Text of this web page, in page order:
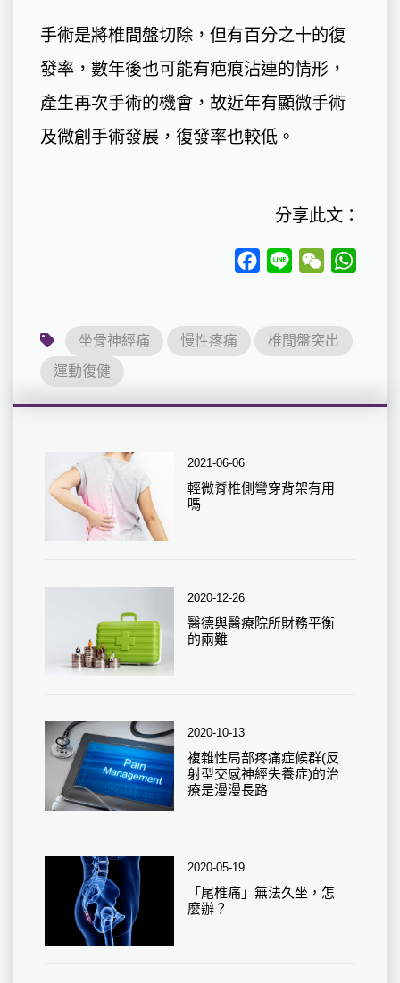
手術是將椎間盤切除，但有百分之十的復
發率，數年後也可能有疤痕沾連的情形，
產生再次手術的機會，故近年有顯微手術
及微創手術發展，復發率也較低。
分享此文：
Facebook
Line WeChat
坐骨神經痛 慢性疼痛
椎間盤突出
運動復健
2021-06-06
輕微脊椎側彎穿背架有用
嗎
2020-12-26
醫德與醫療院所財務平衡
的兩難
2020-10-13
複雜性局部疼痛症候群(反
射型交感神經失養症)的治
療是漫漫長路
2020-05-19
「尾椎痛」無法久坐，怎
麼辦？